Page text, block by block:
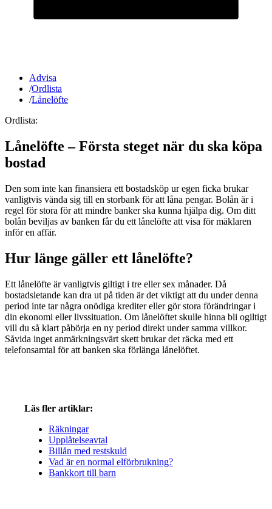
Advisa
/Ordlista
/Lånelöfte
Ordlista:
Lånelöfte – Första steget när du ska köpa
bostad
Den som inte kan finansiera ett bostadsköp ur egen ficka brukar
vanligtvis vända sig till en storbank för att låna pengar. Bolån är i
regel för stora för att mindre banker ska kunna hjälpa dig. Om ditt
bolån beviljas av banken får du ett lånelöfte att visa för mäklaren
inför en affär.
Hur länge gäller ett lånelöfte?
Ett lånelöfte är vanligtvis giltigt i tre eller sex månader. Då
bostadsletande kan dra ut på tiden är det viktigt att du under denna
period inte tar några onödiga krediter eller gör stora förändringar i
din ekonomi eller livssituation. Om lånelöftet skulle hinna bli ogiltigt
vill du så klart påbörja en ny period direkt under samma villkor.
Såvida inget anmärkningsvärt skett brukar det räcka med ett
telefonsamtal för att banken ska förlänga lånelöftet.
Läs fler artiklar:
Räkningar
Upplåtelseavtal
Billån med restskuld
Vad är en normal elförbrukning?
Bankkort till barn